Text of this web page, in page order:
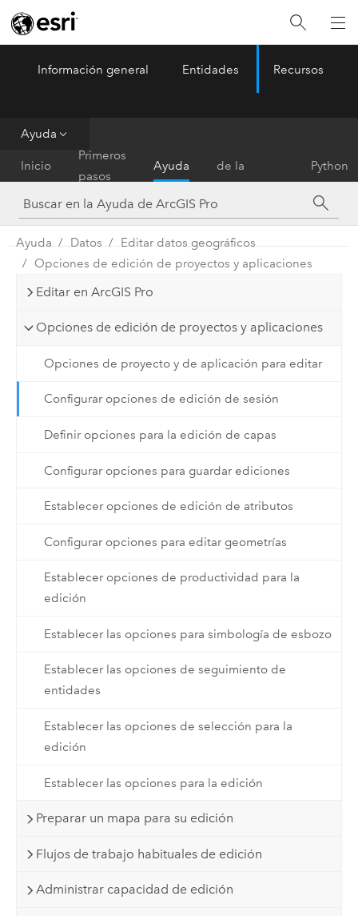
ArcGIS Pro Menu
Información general Entidades Recursos
Ayuda
Inicio
Primeros
pasos
Ayuda
de la
herramienta
Python
Ayuda Datos
Editar datos geográficos
Opciones de edición de proyectos y aplicaciones
Editar en ArcGIS Pro
Opciones de edición de proyectos y aplicaciones
Opciones de proyecto y de aplicación para editar
Configurar opciones de edición de sesión
Definir opciones para la edición de capas
Configurar opciones para guardar ediciones
Establecer opciones de edición de atributos
Configurar opciones para editar geometrías
Establecer opciones de productividad para la
edición
Establecer las opciones para simbología de esbozo
Establecer las opciones de seguimiento de
entidades
Establecer las opciones de selección para la
edición
Establecer las opciones para la edición
Preparar un mapa para su edición
Flujos de trabajo habituales de edición
Administrar capacidad de edición